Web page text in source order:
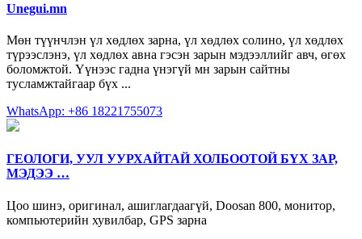
Unegui.mn
Мөн түүнчлэн үл хөдлөх зарна, үл хөдлөх солино, үл хөдлөх
түрээслэнэ, үл хөдлөх авна гэсэн зарын мэдээллийг авч, өгөх
боломжтой. Үүнээс гадна үнэгүй мн зарын сайтны
тусламжтайгаар бүх ...
WhatsApp: +86 18221755073
ГЕОЛОГИ, УУЛ УУРХАЙТАЙ ХОЛБООТОЙ БҮХ ЗАР,
МЭДЭЭ …
Цоо шинэ, оригинал, ашиглагдаагүй, Doosan 800, монитор,
компьютерийн хувилбар, GPS зарна